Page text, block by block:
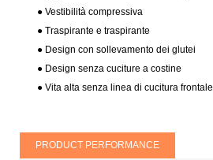
● Vestibilità compressiva
●Traspirante e traspirante
● Design con sollevamento dei glutei
● Design senza cuciture a costine
● Vita alta senza linea di cucitura frontale
PRODUCT PERFORMANCE